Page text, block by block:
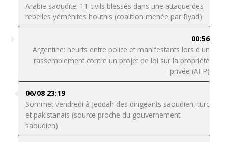
Arabie saoudite: 11 civils blessés dans une attaque des
rebelles yéménites houthis (coalition menée par Ryad)
00:56
Argentine: heurts entre police et manifestants lors d'un
rassemblement contre un projet de loi sur la propriété
privée (AFP)
06/08 23:19
Sommet vendredi à Jeddah des dirigeants saoudien, turc
et pakistanais (source proche du gouvernement
saoudien)